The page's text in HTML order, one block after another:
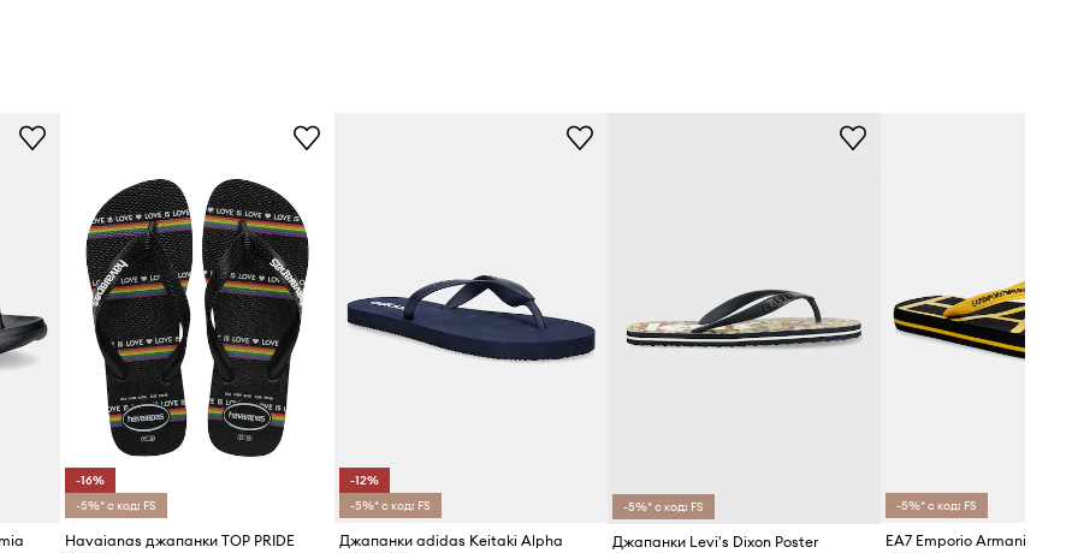
Код на продукта
-16%
-5%* с код: FS
Havaianas джапанки TOP PRIDE
-12%
-5%* с код: FS
Джапанки adidas Keitaki Alpha
-5%* с код: FS
Джапанки Levi's Dixon Poster
-5%* с код: FS
EA7 Emporio Armani